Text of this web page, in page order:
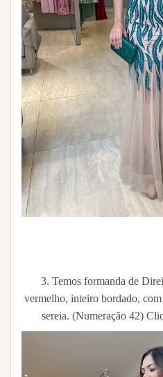
3. Temos formanda de
vermelho, inteiro bordado,
sereia. (Numeração 42)